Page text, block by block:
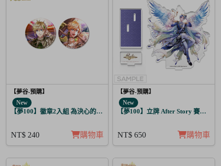
【夢谷-預購】
New
【夢100】徽章2入組 為決心的落幕獻上愛之歌 露菲恩
NT$ 240 購物車
【夢谷-預購】
New
【夢100】立牌 After Story 賽菲爾
NT$ 650 購物車